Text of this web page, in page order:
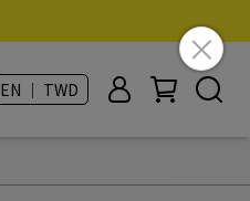
EN ｜ TWD